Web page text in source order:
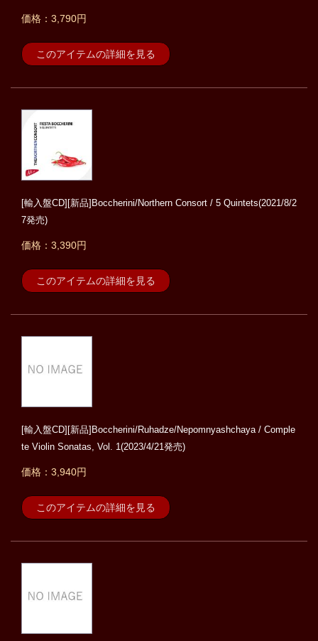
価格：3,790円
このアイテムの詳細を見る
[輸入盤CD][新品]Boccherini/Northern Consort / 5 Quintets(2021/8/2
7発売)
価格：3,390円
このアイテムの詳細を見る
[輸入盤CD][新品]Boccherini/Ruhadze/Nepomnyashchaya / Comple
te Violin Sonatas, Vol. 1(2023/4/21発売)
価格：3,940円
このアイテムの詳細を見る